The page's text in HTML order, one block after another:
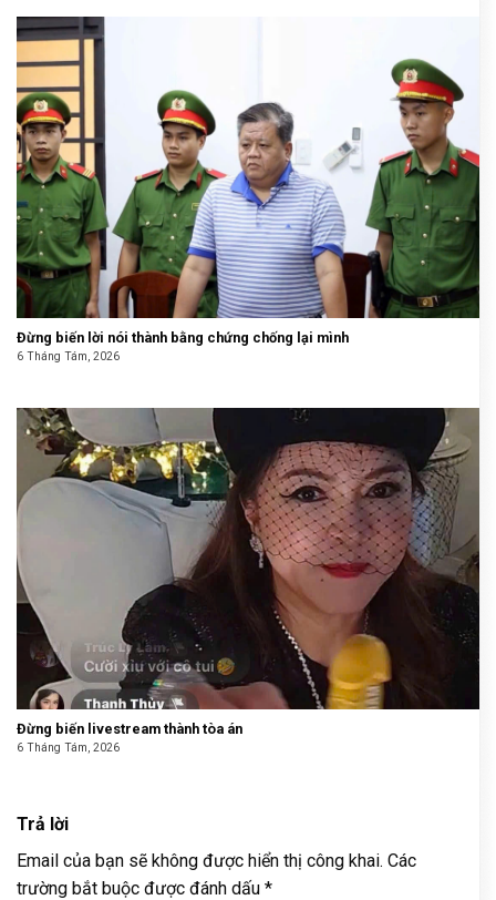
Đừng biến lời nói thành bằng chứng chống lại mình
6 Tháng Tám, 2026
Đừng biến livestream thành tòa án
6 Tháng Tám, 2026
Trả lời
Email của bạn sẽ không được hiển thị công khai. Các
trường bắt buộc được đánh dấu *